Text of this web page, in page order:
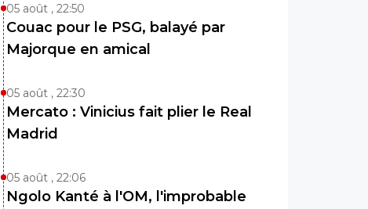
05 août , 22:50
Couac pour le PSG, balayé par
Majorque en amical
05 août , 22:30
Mercato : Vinicius fait plier le Real
Madrid
05 août , 22:06
Ngolo Kanté à l'OM, l'improbable